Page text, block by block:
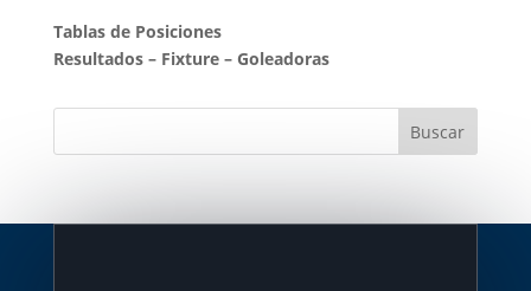
Tablas de Posiciones
Resultados– Fixture– Goleadoras